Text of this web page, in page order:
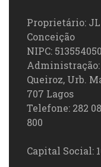
Proprietário: JL
Conceição
NIPC: 513554050
Administração:
Queiroz, Urb.
707 Lagos
Telefone: 282
800
Capital Social: